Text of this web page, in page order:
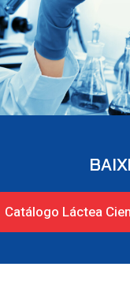
Catálogo Láctea